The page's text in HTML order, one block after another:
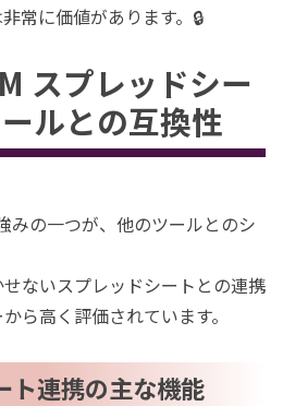
常に価値があります。🔒
スプレッドシー
ルとの互換性
の一つが、他のツールとのシ
ないスプレッドシートとの連携
ら高く評価されています。
ト連携の主な機能